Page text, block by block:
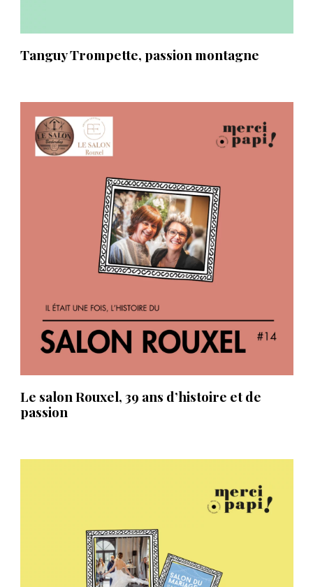
Tanguy Trompette, passion montagne
Le salon Rouxel, 39 ans d’histoire et de
passion